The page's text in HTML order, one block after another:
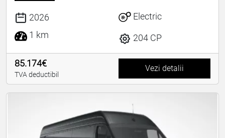
2026
1 km
Electric
204 CP
85.174€
TVA deductibil
Vezi detalii